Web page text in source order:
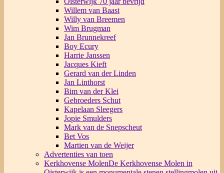
Willem van Baast
Willy van Breemen
Wim Brugman
Jan Brunnekreef
Boy Ecury
Harrie Janssen
Jacques Kieft
Gerard van der Linden
Jan Linthorst
Bim van der Klei
Gebroeders Schut
Kapelaan Sleegers
Jopie Smulders
Mark van de Snepscheut
Bet Vos
Martien van de Weijer
Advertenties van toen
Kerkhovense MolenDe Kerkhovense Molen in